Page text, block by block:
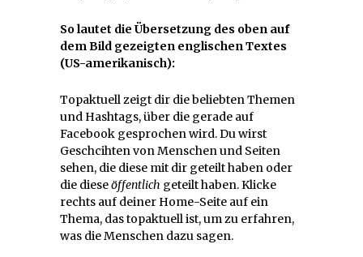
So lautet die Übersetzung des oben auf
dem Bild gezeigten englischen Textes
(US-amerikanisch):
Topaktuell zeigt dir die beliebten Themen
und Hashtags, über die gerade auf
Facebook gesprochen wird. Du wirst
Geschcihten von Menschen und Seiten
sehen, die diese mit dir geteilt haben oder
die dieseöffentlich geteilt haben. Klicke
rechts auf deiner Home-Seite auf ein
Thema, das topaktuell ist, um zu erfahren,
was die Menschen dazu sagen.